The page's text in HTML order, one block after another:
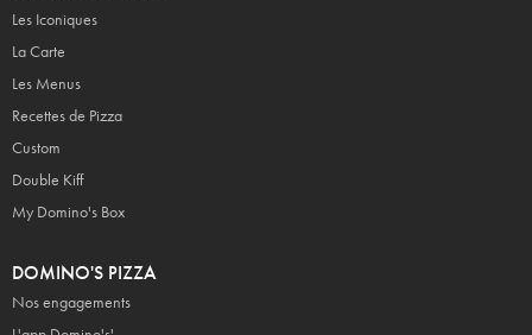
Les Iconiques
La Carte
Les Menus
Recettes de Pizza
Custom
Double Kiff
My Domino's Box
DOMINO'S PIZZA
Nos engagements